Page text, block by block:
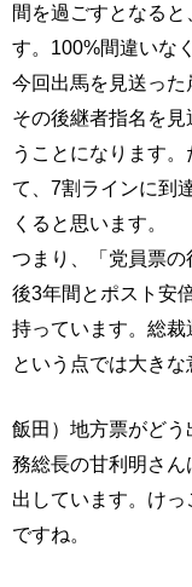
間を過ごすとなる
す。100%間違いな
今回出馬を見送っ
その後継者指名を
うことになります
て、7割ラインに到
くると思います。
つまり、「党員票
後3年間とポスト安
持っています。総裁
という点では大きな
飯田）地方票がど
務総長の甘利明さ
出しています。け
ですね。